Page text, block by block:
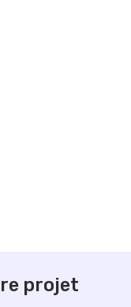
projet